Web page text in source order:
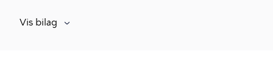
Vis bilag